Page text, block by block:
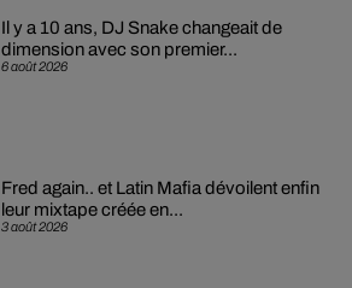
6 août 2026
Il y a 10 ans, DJ Snake changeait de
dimension avec son premier...
3 août 2026
Fred again.. et Latin Mafia dévoilent enfin
leur mixtape créée en...